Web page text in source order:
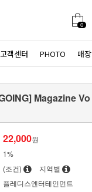
0
고객센터 PHOTO 매
Magazine Vo
22,000원
1%
(조건)
지역별
플레디스엔터테인먼트